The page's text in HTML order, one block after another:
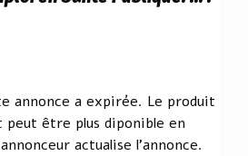
annonce a expirée. Le produit
peut être plus diponible en
actualise l'annonce.